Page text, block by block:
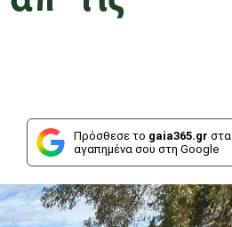
Πρόσθεσε το gaia365.gr στα
αγαπημένα σου στη Google